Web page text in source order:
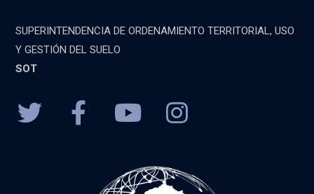
SUPERINTENDENCIA DE ORDENAMIENTO TERRITORIAL, USO
Y GESTIÓN DEL SUELO
SOT